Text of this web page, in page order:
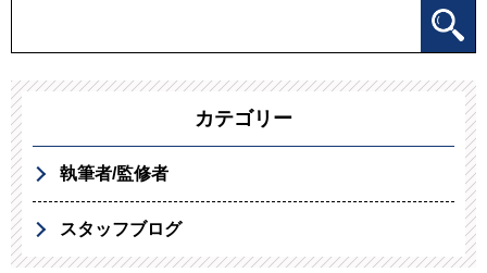
カテゴリー
執筆者/監修者
スタッフブログ